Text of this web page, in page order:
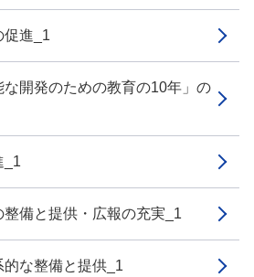
進_1
開発のための教育の10年」の
備と提供・広報の充実_1
な整備と提供_1